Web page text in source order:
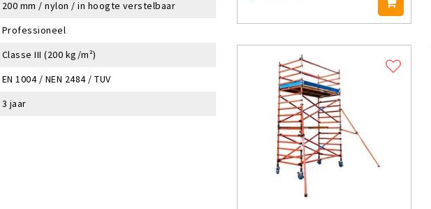
200 mm / nylon / in hoogte verstelbaar
Professioneel
Classe III (200 kg/m²)
EN 1004 / NEN 2484 / TUV
3 jaar